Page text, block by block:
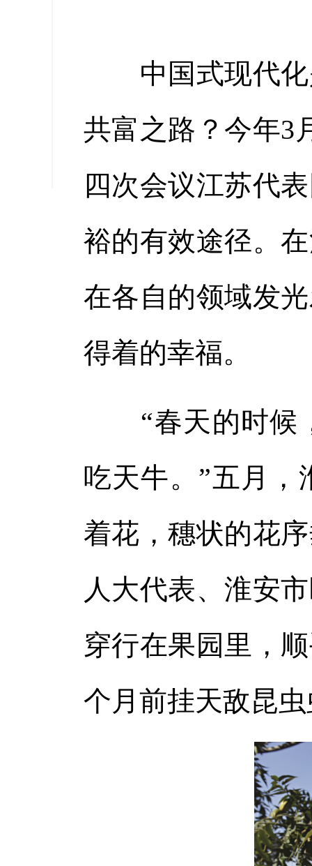
中国式现代化
共富之路？今年3
四次会议江苏代
裕的有效途径。
在各自的领域发
得着的幸福。
“春天的时候，
吃天牛。”五月，
着花，穗状的花
人大代表、淮安
穿行在果园里，
个月前挂天敌昆